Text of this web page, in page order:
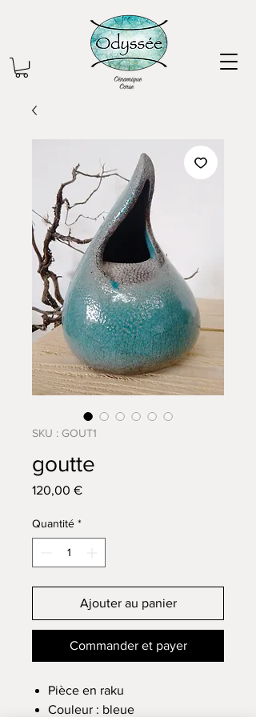
SKU : GOUT1
goutte
120,00 €Prix
Quantité *
Ajouter au panier
Commander et payer
Pièce en raku
Couleur : bleue